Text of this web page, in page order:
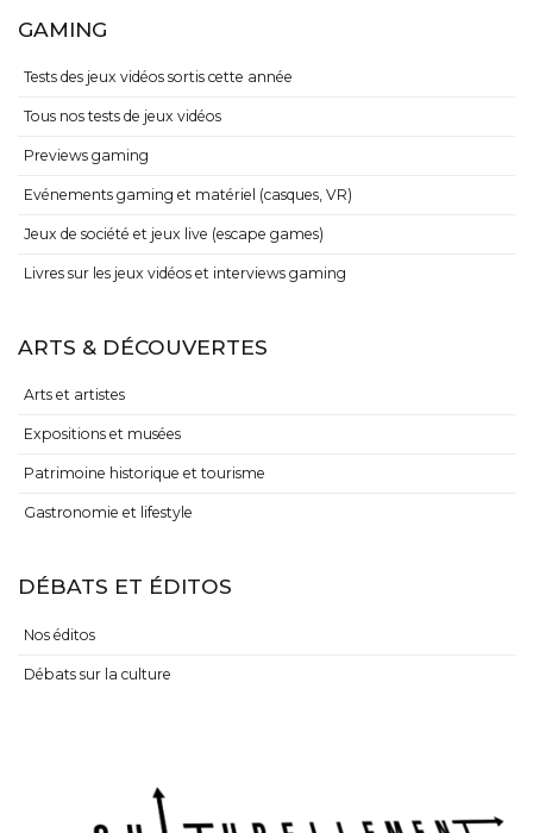
GAMING
Tests des jeux vidéos sortis cette année
Tous nos tests de jeux vidéos
Previews gaming
Evénements gaming et matériel (casques, VR)
Jeux de société et jeux live (escape games)
Livres sur les jeux vidéos et interviews gaming
ARTS & DÉCOUVERTES
Arts et artistes
Expositions et musées
Patrimoine historique et tourisme
Gastronomie et lifestyle
DÉBATS ET ÉDITOS
Nos éditos
Débats sur la culture